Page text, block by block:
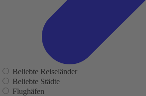
Beliebte Reiseländer
Beliebte Städte
Flughäfen